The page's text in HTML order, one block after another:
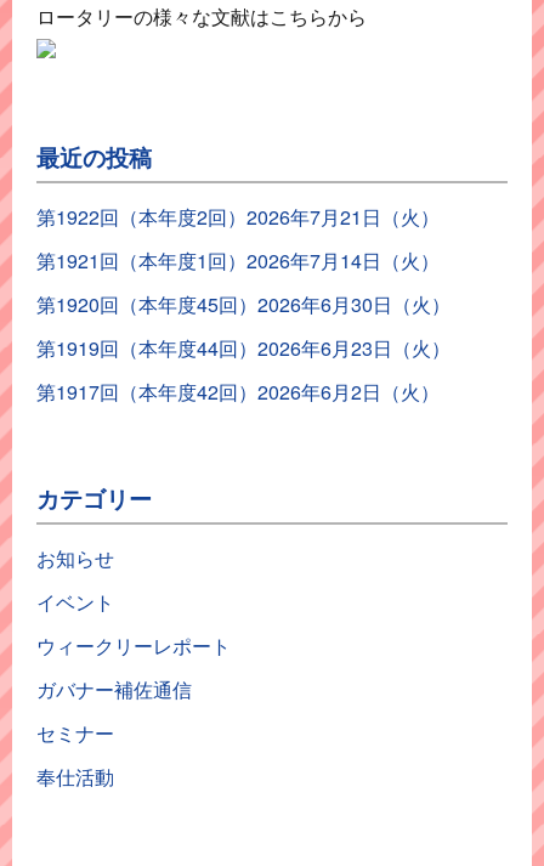
ロータリーの様々な文献はこちらから
最近の投稿
第1922回（本年度2回）2026年7月21日（火）
第1921回（本年度1回）2026年7月14日（火）
第1920回（本年度45回）2026年6月30日（火）
第1919回（本年度44回）2026年6月23日（火）
第1917回（本年度42回）2026年6月2日（火）
カテゴリー
お知らせ
イベント
ウィークリーレポート
ガバナー補佐通信
セミナー
奉仕活動